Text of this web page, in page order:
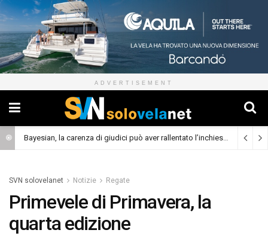
ADVERTISEMENT
Bayesian, la carenza di giudici può aver rallentato l’inchiesta (Cronaca)
SVN solovelanet Notizie Regate
Primevele di Primavera, la
quarta edizione